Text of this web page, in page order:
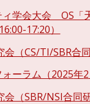
ィ学会大会 OS「
17:20）
（CS/TI/SBR合
ーラム（2025年2
会（SBR/NSI合同